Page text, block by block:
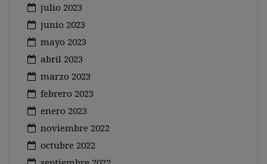
julio 2023
junio 2023
mayo 2023
abril 2023
marzo 2023
febrero 2023
enero 2023
noviembre 2022
octubre 2022